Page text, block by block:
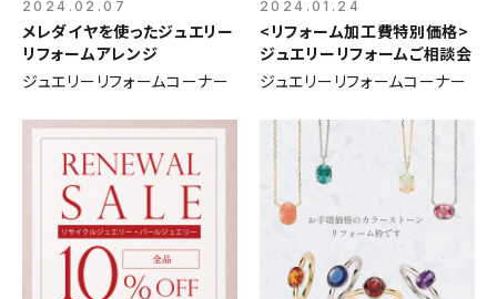
2024.02.07
メレダイヤを使ったジュエリー
リフォームアレンジ
ジュエリーリフォームコーナー
2024.01.24
<リフォーム加工費特別価格>
ジュエリーリフォームご相談会
ジュエリーリフォームコーナー